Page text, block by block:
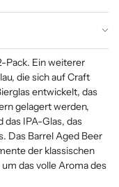
Pack. Ein weiterer
die sich auf Craft
entwickelt, das
gelagert werden,
IPA-Glas, das
Das Barrel Aged Beer
der klassischen
das volle Aroma des